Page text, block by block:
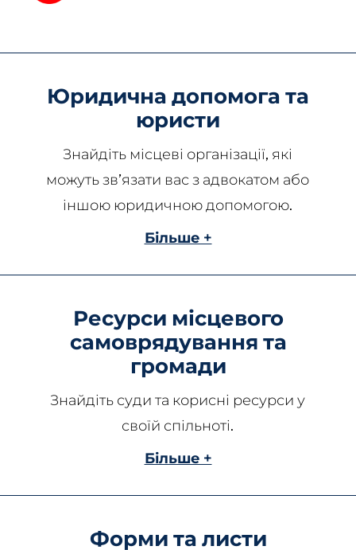
Юридична допомога та
юристи
Знайдіть місцеві організації, які
можуть зв’язати вас з адвокатом або
іншою юридичною допомогою.
Більше +
Ресурси місцевого
самоврядування та
громади
Знайдіть суди та корисні ресурси у
своїй спільноті.
Більше +
Форми та листи